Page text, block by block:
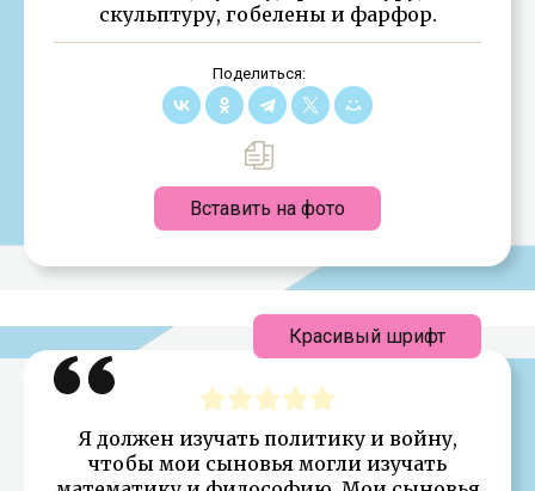
скульптуру, гобелены и фарфор.
Поделиться:
Вставить на фото
Я должен изучать политику и войну,
чтобы мои сыновья могли изучать
Красивый шрифт